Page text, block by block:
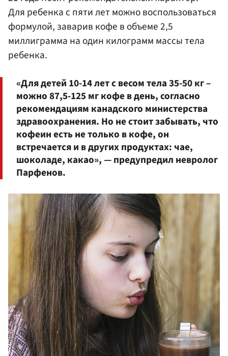
Для ребенка с пяти лет можно воспользоваться
формулой, заварив кофе в объеме 2,5
миллиграмма на один килограмм массы тела
ребенка.
«Для детей 10-14 лет с весом тела 35-50 кг –
можно 87,5-125 мг кофе в день, согласно
рекомендациям канадского министерства
здравоохранения. Но не стоит забывать, что
кофеин есть не только в кофе, он
встречается и в других продуктах: чае,
шоколаде, какао», — предупредил невролог
Парфенов.